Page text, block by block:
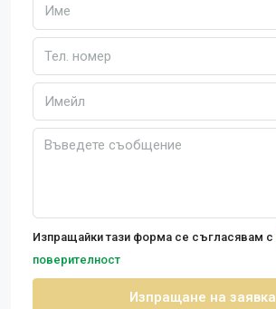
Изпращайки тази форма се съгласявам с
поверителност
Изпращане на заявка